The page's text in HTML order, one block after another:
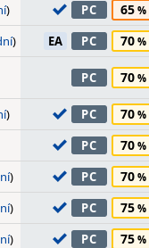
) PC 65
) EA PC 70
PC 70
) PC 70
PC 70
) PC 70
) PC 75
) PC 75